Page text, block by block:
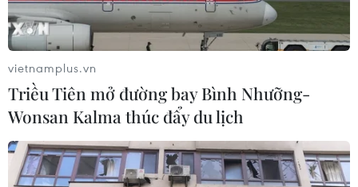
vietnamplus.vn
Triều Tiên mở đường bay Bình Nhưỡng-
Wonsan Kalma thúc đẩy du lịch